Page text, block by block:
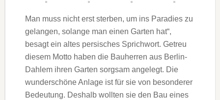
Man muss nicht erst sterben, um ins Paradies zu
gelangen, solange man einen Garten hat“,
besagt ein altes persisches Sprichwort. Getreu
diesem Motto haben die Bauherren aus Berlin-
Dahlem ihren Garten sorgsam angelegt. Die
wunderschöne Anlage ist für sie von besonderer
Bedeutung. Deshalb wollten sie den Bau eines